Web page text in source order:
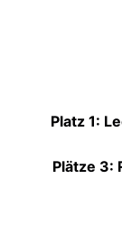
Platz 1:
Plätze 3: